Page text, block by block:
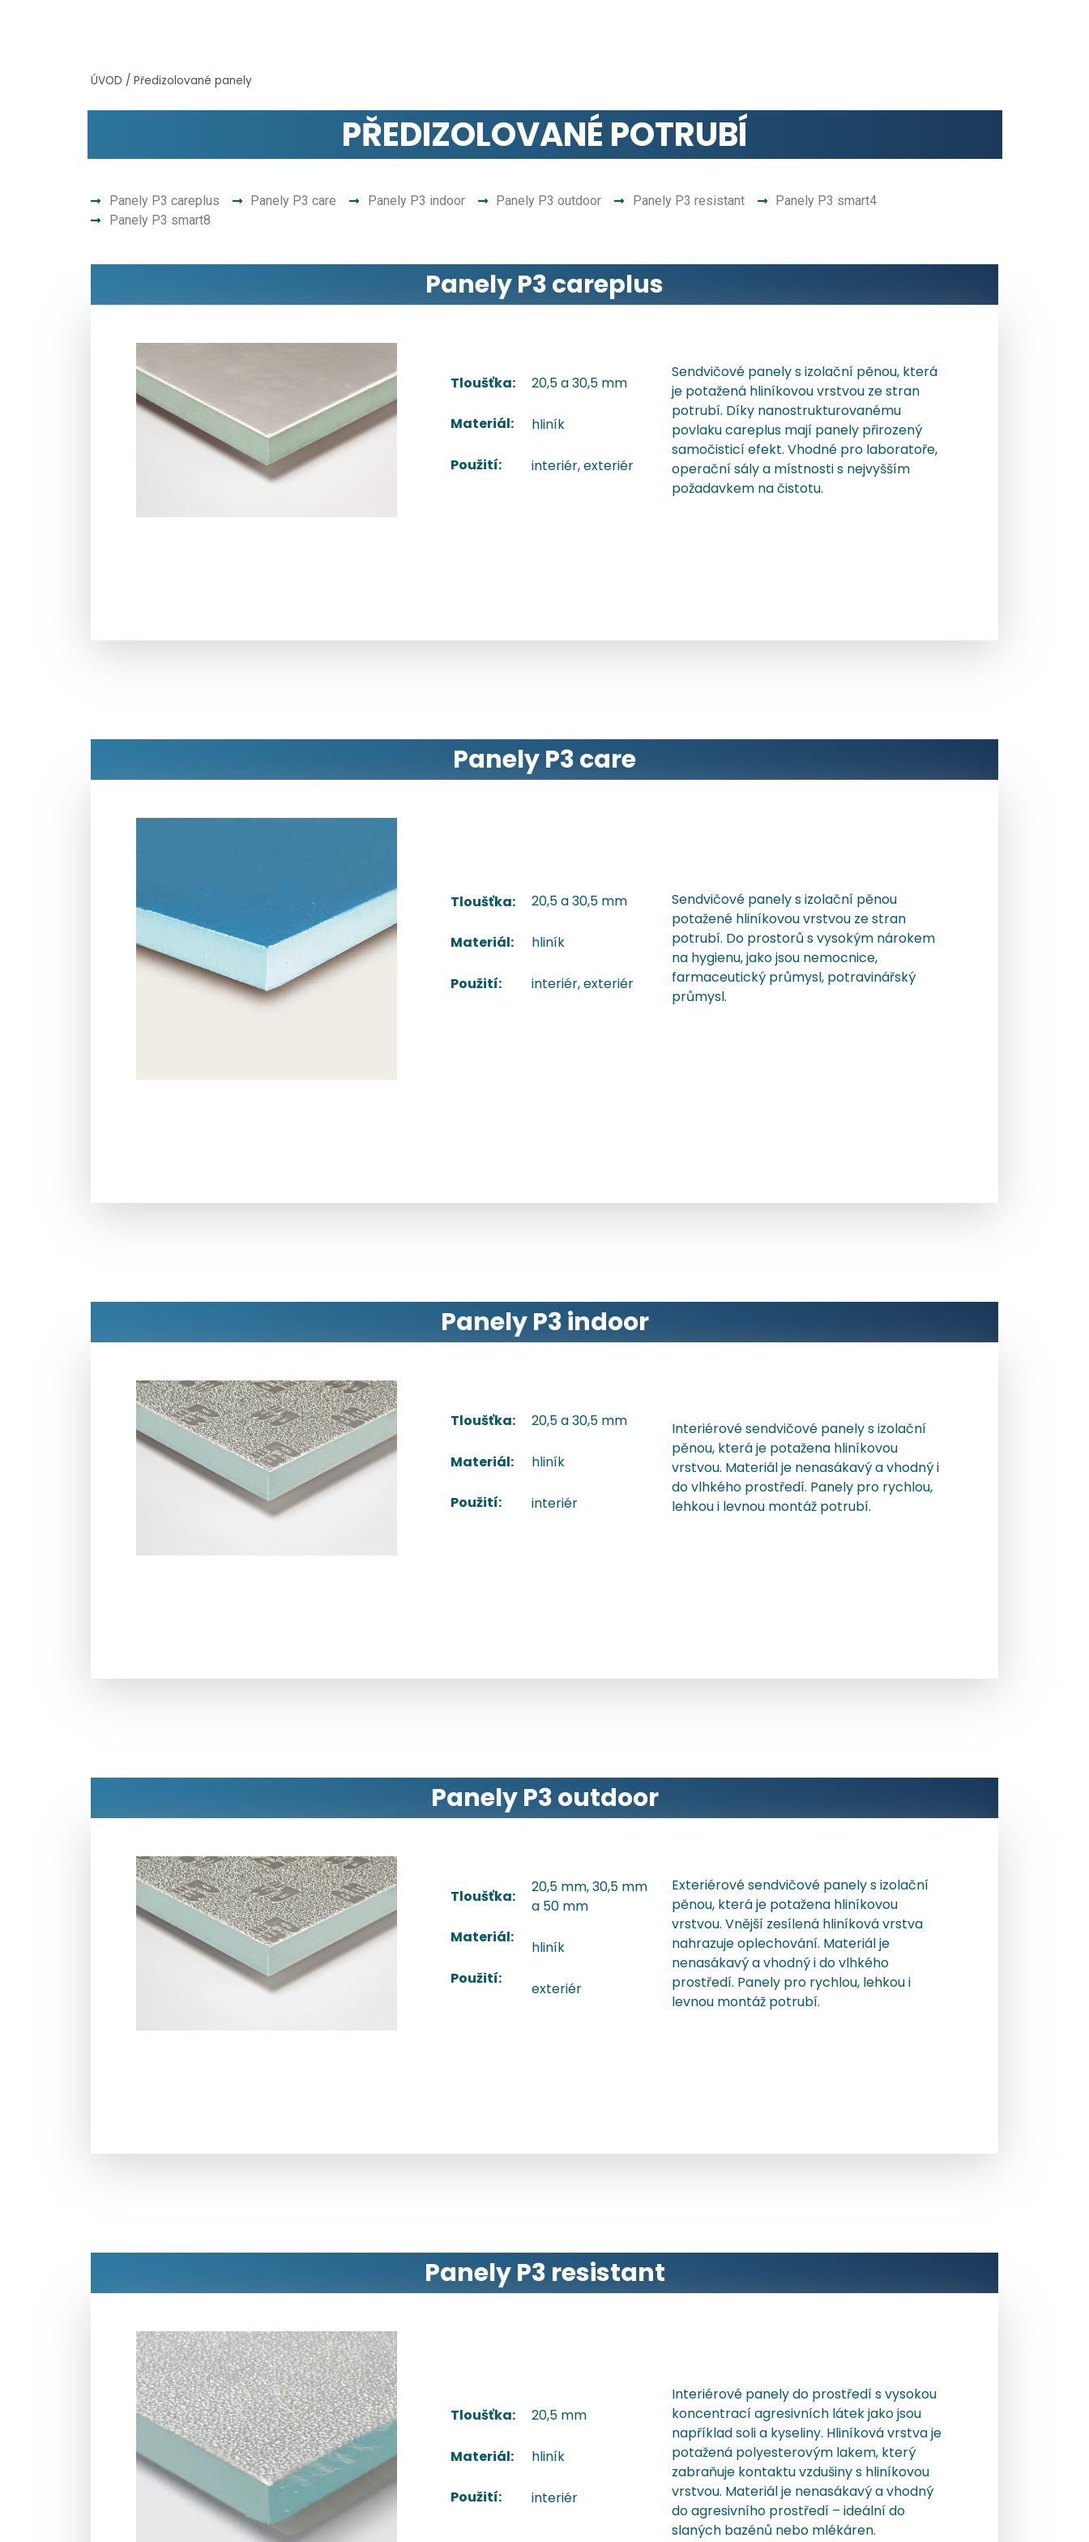
ÚVOD / Předizolované panely
PŘEDIZOLOVANÉ POTRUBÍ
Panely P3 careplus Panely P3 care Panely P3 indoor Panely P3 outdoor Panely P3 resistant
Panely P3 smart4
Panely P3 smart8
Panely P3 careplus
Tloušťka:
Materiál:
Použití:
20,5 a 30,5 mm
hliník
interiér, exteriér
Sendvičové panely s izolační pěnou, která
je potažená hliníkovou vrstvou ze stran
potrubí. Díky nanostrukturovanému
povlaku careplus mají panely přirozený
samočisticí efekt. Vhodné pro laboratoře,
operační sály a místnosti s nejvyšším
požadavkem na čistotu.
Panely P3 care
Tloušťka:
Materiál:
Použití:
20,5 a 30,5 mm
hliník
interiér, exteriér
Sendvičové panely s izolační pěnou
potažené hliníkovou vrstvou ze stran
potrubí. Do prostorů s vysokým nárokem
na hygienu, jako jsou nemocnice,
farmaceutický průmysl, potravinářský
průmysl.
Panely P3 indoor
Tloušťka:
Materiál:
Použití:
20,5 a 30,5 mm
hliník
interiér
Interiérové sendvičové panely s izolační
pěnou, která je potažena hliníkovou
vrstvou. Materiál je nenasákavý a vhodný i
do vlhkého prostředí. Panely pro rychlou,
lehkou i levnou montáž potrubí.
Panely P3 outdoor
Tloušťka:
Materiál:
Použití:
20,5 mm, 30,5 mm
a 50 mm
hliník
exteriér
Exteriérové sendvičové panely s izolační
pěnou, která je potažena hliníkovou
vrstvou. Vnější zesílená hliníková vrstva
nahrazuje oplechování. Materiál je
nenasákavý a vhodný i do vlhkého
prostředí. Panely pro rychlou, lehkou i
levnou montáž potrubí.
Panely P3 resistant
Tloušťka:
Materiál:
Použití:
20,5 mm
hliník
interiér
Interiérové panely do prostředí s vysokou
koncentrací agresivních látek jako jsou
například soli a kyseliny. Hliníková vrstva je
potažená polyesterovým lakem, který
zabraňuje kontaktu vzdušiny s hliníkovou
vrstvou. Materiál je nenasákavý a vhodný
do agresivního prostředí – ideální do
slaných bazénů nebo mlékáren.